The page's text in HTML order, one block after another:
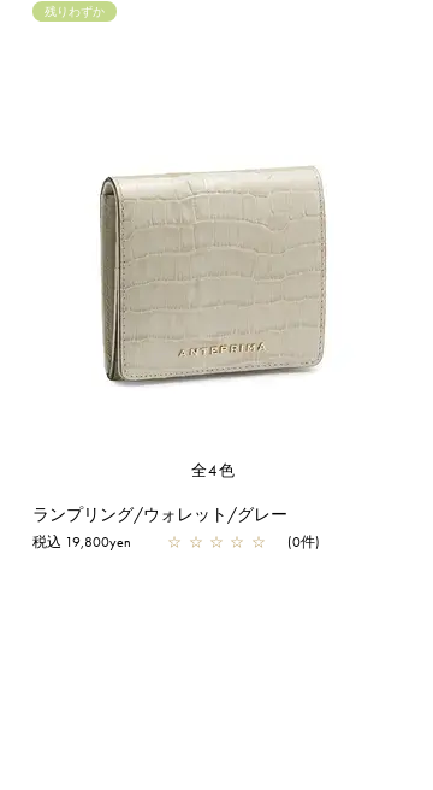
残りわずか
全4色
ランプリング/ウォレット/グレー
税込 19,800yen ☆ ☆ ☆ ☆ ☆ (0件)